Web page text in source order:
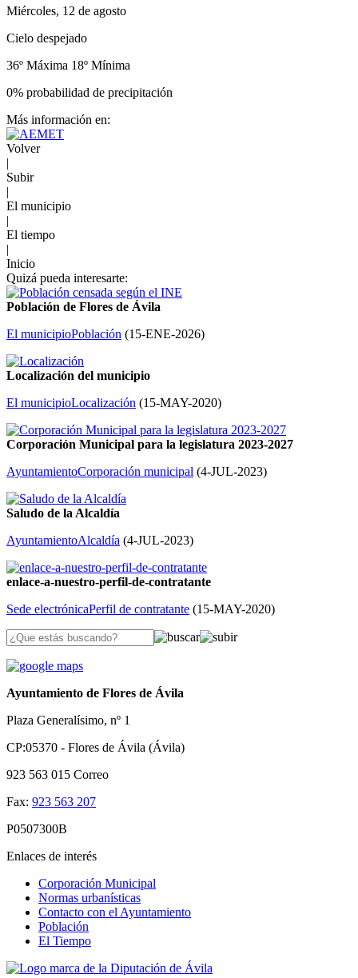
Miércoles, 12 de agosto
Cielo despejado
36º Máxima 18º Mínima
0% probabilidad de precipitación
Más información en:
Volver
|
Subir
|
El municipio
|
El tiempo
|
Inicio
Quizá pueda interesarte:
Población de Flores de Ávila
El municipioPoblación (15-ENE-2026)
Localización del municipio
El municipioLocalización (15-MAY-2020)
Corporación Municipal para la legislatura 2023-2027
AyuntamientoCorporación municipal (4-JUL-2023)
Saludo de la Alcaldía
AyuntamientoAlcaldía (4-JUL-2023)
enlace-a-nuestro-perfil-de-contratante
Sede electrónicaPerfil de contratante (15-MAY-2020)
Ayuntamiento de Flores de Ávila
Plaza Generalísimo, nº 1
CP:05370 - Flores de Ávila (Ávila)
923 563 015 Correo
Fax: 923 563 207
P0507300B
Enlaces de interés
Corporación Municipal
Normas urbanísticas
Contacto con el Ayuntamiento
Población
El Tiempo